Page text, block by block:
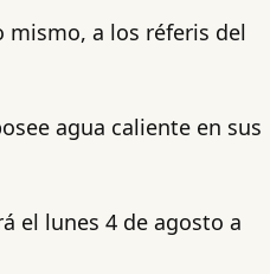
mismo, a los réferis del
agua caliente en sus
el lunes 4 de agosto a